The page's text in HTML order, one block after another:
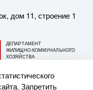
дом 11, строение 1
ДЕПАРТАМЕНТ
ЖИЛИЩНО-КОММУНАЛЬНОГО
ХОЗЯЙСТВА
Запретить